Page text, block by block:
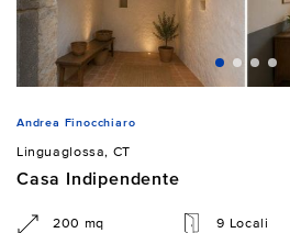
Andrea Finocchiaro
Linguaglossa, CT
Casa Indipendente
200 mq 9 Locali